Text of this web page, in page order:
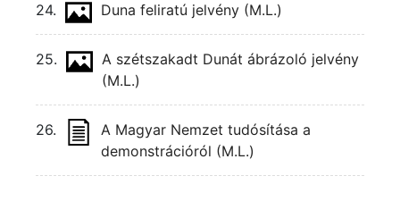
24. Duna feliratú jelvény (M.L.)
25.
A szétszakadt Dunát ábrázoló jelvény
(M.L.)
26.
A Magyar Nemzet tudósítása a
demonstrációról (M.L.)